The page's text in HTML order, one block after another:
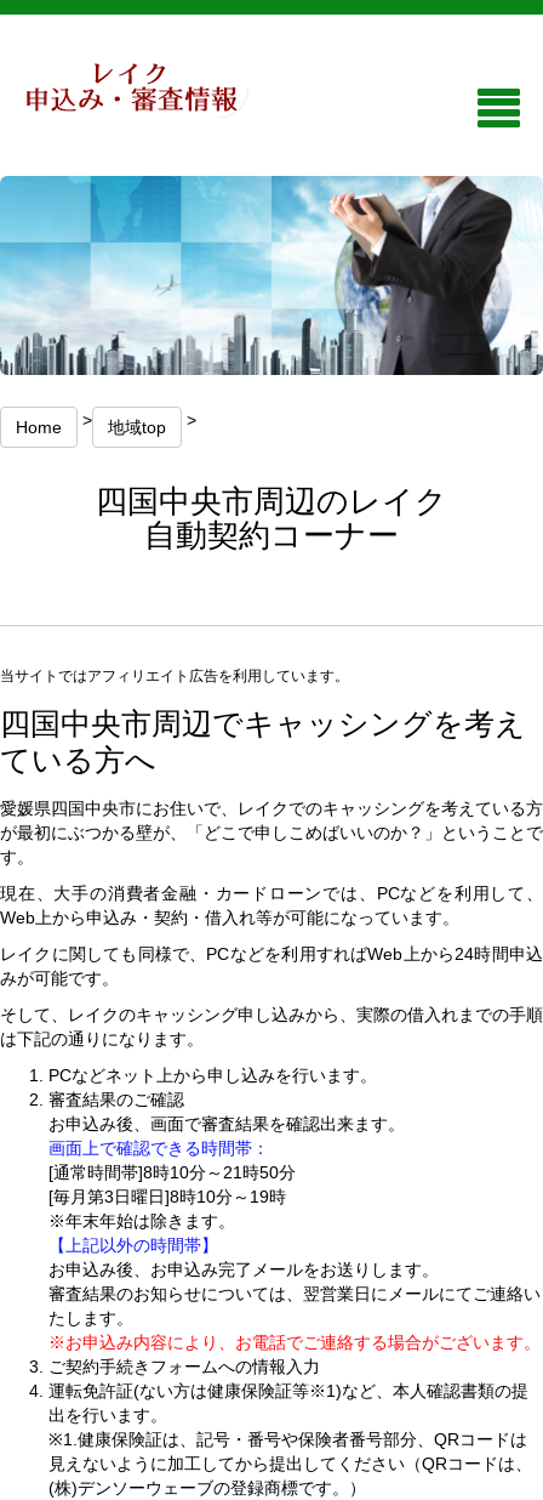
Home > 地域top >
四国中央市周辺のレイク
自動契約コーナー
当サイトではアフィリエイト広告を利用しています。
四国中央市周辺でキャッシングを考え
ている方へ
愛媛県四国中央市にお住いで、レイクでのキャッシングを考えている方
が最初にぶつかる壁が、「どこで申しこめばいいのか？」ということで
す。
現在、大手の消費者金融・カードローンでは、PCなどを利用して、
Web上から申込み・契約・借入れ等が可能になっています。
レイクに関しても同様で、PCなどを利用すればWeb上から24時間申込
みが可能です。
そして、レイクのキャッシング申し込みから、実際の借入れまでの手順
は下記の通りになります。
PCなどネット上から申し込みを行います。
審査結果のご確認
お申込み後、画面で審査結果を確認出来ます。
画面上で確認できる時間帯：
[通常時間帯]8時10分～21時50分
[毎月第3日曜日]8時10分～19時
※年末年始は除きます。
【上記以外の時間帯】
お申込み後、お申込み完了メールをお送りします。
審査結果のお知らせについては、翌営業日にメールにてご連絡い
たします。
※お申込み内容により、お電話でご連絡する場合がございます。
ご契約手続きフォームへの情報入力
運転免許証(ない方は健康保険証等※1)など、本人確認書類の提
出を行います。
※1.健康保険証は、記号・番号や保険者番号部分、QRコードは
見えないように加工してから提出してください（QRコードは、
(株)デンソーウェーブの登録商標です。）